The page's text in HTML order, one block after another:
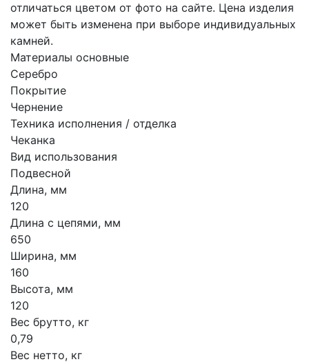
отличаться цветом от фото на сайте. Цена изделия
может быть изменена при выборе индивидуальных
камней.
Материалы основные
Серебро
Покрытие
Чернение
Техника исполнения / отделка
Чеканка
Вид использования
Подвесной
Длина, мм
120
Длина с цепями, мм
650
Ширина, мм
160
Высота, мм
120
Вес брутто, кг
0,79
Вес нетто, кг